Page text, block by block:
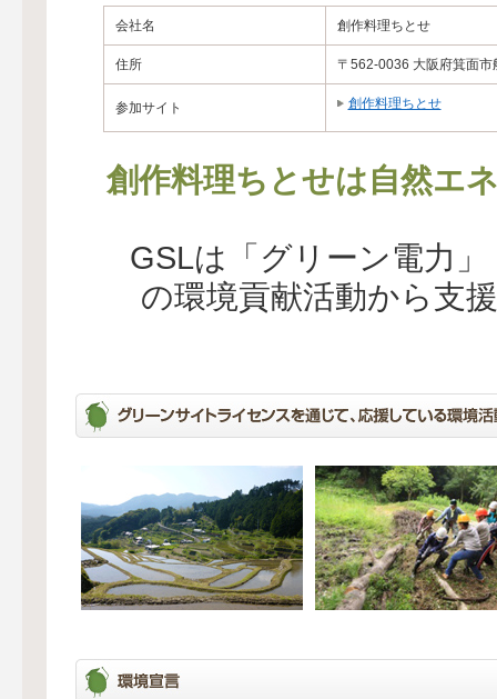
会社名 創作料理ちとせ
住所 〒562-0036 大阪府箕面
参加サイト 創作料理ちとせ
創作料理ちとせは自然エ
GSLは「グリーン電力
の環境貢献活動から支